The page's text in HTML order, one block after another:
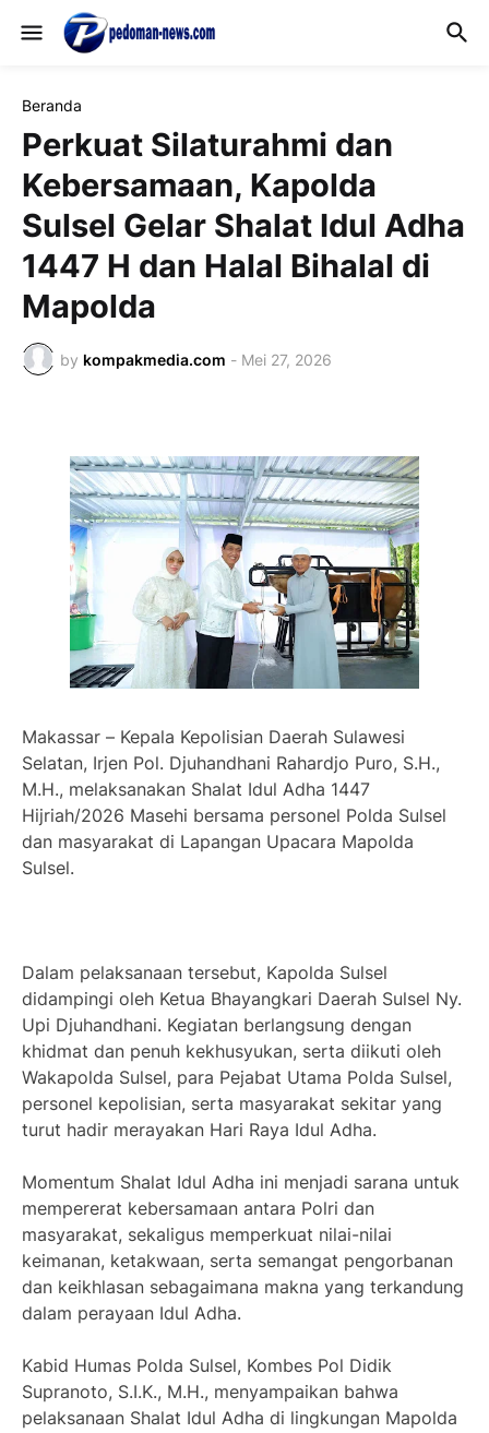
Beranda
Perkuat Silaturahmi dan
Kebersamaan, Kapolda
Sulsel Gelar Shalat Idul Adha
1447 H dan Halal Bihalal di
Mapolda
by kompakmedia.com - Mei 27, 2026
Makassar – Kepala Kepolisian Daerah Sulawesi
Selatan, Irjen Pol. Djuhandhani Rahardjo Puro, S.H.,
M.H., melaksanakan Shalat Idul Adha 1447
Hijriah/2026 Masehi bersama personel Polda Sulsel
dan masyarakat di Lapangan Upacara Mapolda
Sulsel.
Dalam pelaksanaan tersebut, Kapolda Sulsel
didampingi oleh Ketua Bhayangkari Daerah Sulsel Ny.
Upi Djuhandhani. Kegiatan berlangsung dengan
khidmat dan penuh kekhusyukan, serta diikuti oleh
Wakapolda Sulsel, para Pejabat Utama Polda Sulsel,
personel kepolisian, serta masyarakat sekitar yang
turut hadir merayakan Hari Raya Idul Adha.
Momentum Shalat Idul Adha ini menjadi sarana untuk
mempererat kebersamaan antara Polri dan
masyarakat, sekaligus memperkuat nilai-nilai
keimanan, ketakwaan, serta semangat pengorbanan
dan keikhlasan sebagaimana makna yang terkandung
dalam perayaan Idul Adha.
Kabid Humas Polda Sulsel, Kombes Pol Didik
Supranoto, S.I.K., M.H., menyampaikan bahwa
pelaksanaan Shalat Idul Adha di lingkungan Mapolda